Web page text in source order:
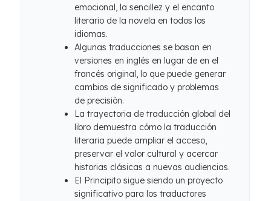
emocional, la sencillez y el encanto
literario de la novela en todos los
idiomas.
Algunas traducciones se basan en
versiones en inglés en lugar de en el
francés original, lo que puede generar
cambios de significado y problemas
de precisión.
La trayectoria de traducción global del
libro demuestra cómo la traducción
literaria puede ampliar el acceso,
preservar el valor cultural y acercar
historias clásicas a nuevas audiencias.
El Principito sigue siendo un proyecto
significativo para los traductores